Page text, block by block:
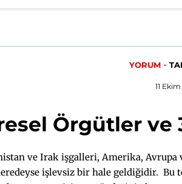
YORUM-
11
Örgütler ve
ve Irak işgalleri, Amerika,
işlevsiz bir hale geldiğidir.